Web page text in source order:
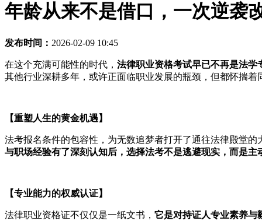
年龄从来不是借口，一次逆袭
发布时间： 2026-02-09 10:45
在这个充满可能性的时代， 法律职业资格考试早已不再是法学
其他行业深耕多年，或许正面临职业发展的瓶颈，但都怀揣着
【重塑人生的黄金机遇】
法考报名条件的包容性，为无数追梦者打开了通往法律殿堂
与职场经验有了深刻认知后，选择法考不是逃避现实，而是主
【专业能力的权威认证】
法律职业资格证不仅仅是一纸文书， 它是对持证人专业素养与